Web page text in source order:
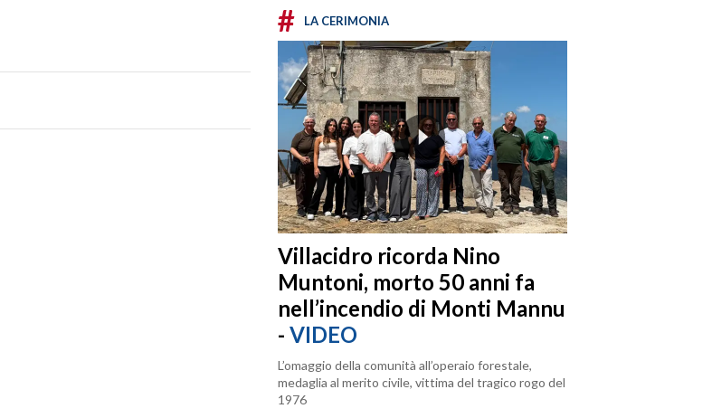
# LA CERIMONIA
Villacidro ricorda Nino
Muntoni, morto 50 anni fa
nell’incendio di Monti Mannu
- VIDEO
L’omaggio della comunità all’operaio forestale,
medaglia al merito civile, vittima del tragico rogo del
1976